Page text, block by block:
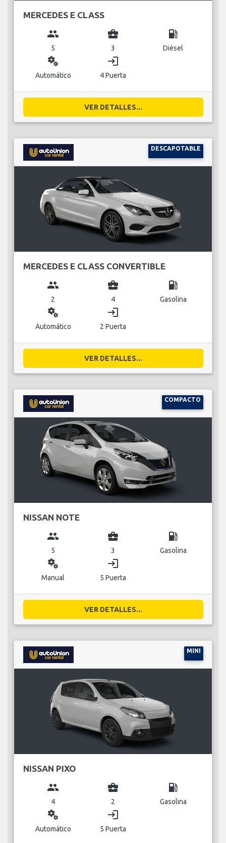
MERCEDES E CLASS
group
5
business_center
3
local_gas_station
Diésel
miscellaneous_services
Automático
login
4 Puerta
VER DETALLES...
DESCAPOTABLE
MERCEDES E CLASS CONVERTIBLE
group
2
business_center
4
local_gas_station
Gasolina
miscellaneous_services
Automático
login
2 Puerta
VER DETALLES...
COMPACTO
NISSAN NOTE
group
5
business_center
3
local_gas_station
Gasolina
miscellaneous_services
Manual
login
5 Puerta
VER DETALLES...
MINI
NISSAN PIXO
group
4
business_center
2
local_gas_station
Gasolina
miscellaneous_services
Automático
login
5 Puerta